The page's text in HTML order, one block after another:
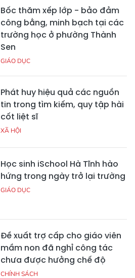
Bốc thăm xếp lớp - bảo đảm
công bằng, minh bạch tại các
trường học ở phường Thành
Sen
GIÁO DỤC
Phát huy hiệu quả các nguồn
tin trong tìm kiếm, quy tập hài
cốt liệt sĩ
XÃ HỘI
Học sinh iSchool Hà Tĩnh hào
hứng trong ngày trở lại trường
GIÁO DỤC
Đề xuất trợ cấp cho giáo viên
mầm non đã nghỉ công tác
chưa được hưởng chế độ
CHÍNH SÁCH